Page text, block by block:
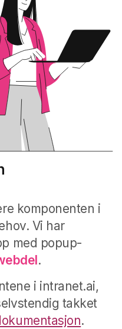
komponenten i
Vi har
med popup-
.
i intranet.ai,
takket
.